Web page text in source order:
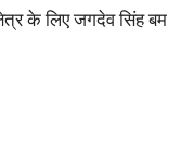
के लिए जगदेव सिंह बम